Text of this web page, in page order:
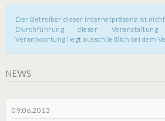
Der Betreiber dieser Internetpräsenz ist
Durchführung dieser
Verantwortung liegt ausschließlich bei dem
NEWS
09.06.2013